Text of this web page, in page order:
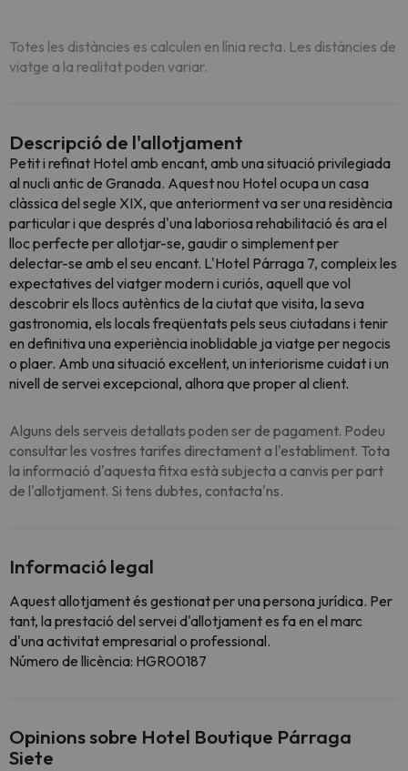
Totes les distàncies es calculen en línia recta. Les distàncies de
viatge a la realitat poden variar.
Descripció de l'allotjament
Petit i refinat Hotel amb encant, amb una situació privilegiada
al nucli antic de Granada. Aquest nou Hotel ocupa un casa
clàssica del segle XIX, que anteriorment va ser una residència
particular i que després d'una laboriosa rehabilitació és ara el
lloc perfecte per allotjar-se, gaudir o simplement per
delectar-se amb el seu encant. L'Hotel Párraga 7, compleix les
expectatives del viatger modern i curiós, aquell que vol
descobrir els llocs autèntics de la ciutat que visita, la seva
gastronomia, els locals freqüentats pels seus ciutadans i tenir
en definitiva una experiència inoblidable ja viatge per negocis
o plaer. Amb una situació excel·lent, un interiorisme cuidat i un
nivell de servei excepcional, alhora que proper al client.
Alguns dels serveis detallats poden ser de pagament. Podeu
consultar les vostres tarifes directament a l'establiment. Tota
la informació d'aquesta fitxa està subjecta a canvis per part
de l'allotjament. Si tens dubtes, contacta'ns.
Informació legal
Aquest allotjament és gestionat per una persona jurídica. Per
tant, la prestació del servei d'allotjament es fa en el marc
d'una activitat empresarial o professional.
Número de llicència: HGR00187
Opinions sobre Hotel Boutique Párraga
Siete